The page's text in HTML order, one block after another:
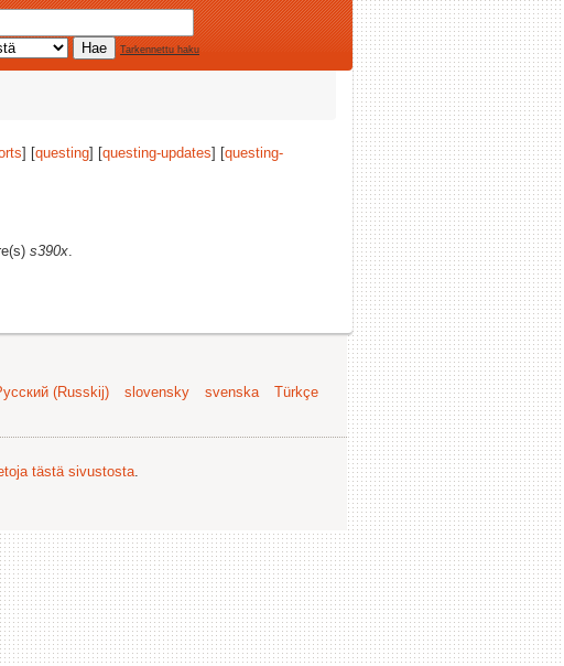
Tarkennettu haku
] [questing] [questing-updates] [questing-
s390x.
(Russkij) slovensky svenska
Türkçe
tästä sivustosta.